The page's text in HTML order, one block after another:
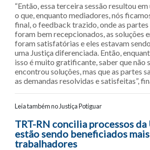
“Então, essa terceira sessão resultou
o que, enquanto mediadores, nós
final, o feedback trazido, onde as
foram bem recepcionados, as soluções
foram satisfatórias e eles estavam
uma Justiça diferenciada. Então,
isso é muito gratificante, saber que não
encontrou soluções, mas que as partes
as demandas resolvidas e satisfeitas”,
Leia também no Justiça Potiguar
Navegação entre
TRT-RN concilia processos da
estão sendo beneficiados
trabalhadores